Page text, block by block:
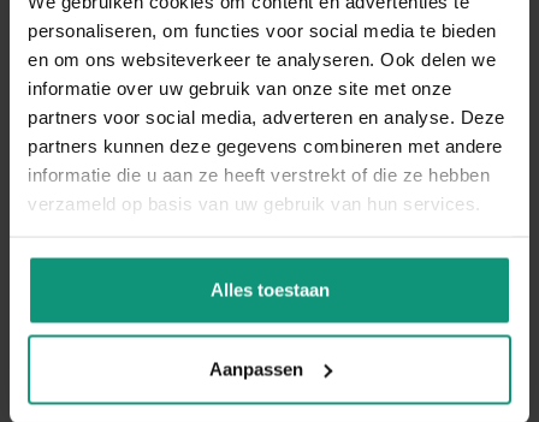
personaliseren, om functies voor social media te bieden
en om ons websiteverkeer te analyseren. Ook delen we
informatie over uw gebruik van onze site met onze
partners voor social media, adverteren en analyse. Deze
partners kunnen deze gegevens combineren met andere
informatie die u aan ze heeft verstrekt of die ze hebben
verzameld op basis van uw gebruik van hun services.
Alles toestaan
Aanpassen